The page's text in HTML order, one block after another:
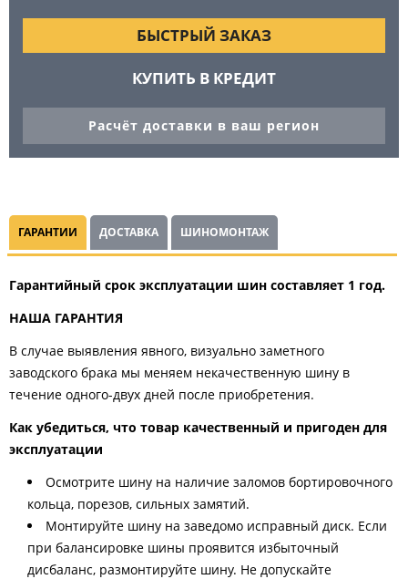
БЫСТРЫЙ ЗАКАЗ
КУПИТЬ В КРЕДИТ
Расчёт доставки в ваш регион
ГАРАНТИИ ДОСТАВКА ШИНОМОНТАЖ
Гарантийный срок эксплуатации шин составляет 1 год.
НАША ГАРАНТИЯ
В случае выявления явного, визуально заметного
заводского брака мы меняем некачественную шину в
течение одного-двух дней после приобретения.
Как убедиться, что товар качественный и пригоден для
эксплуатации
Осмотрите шину на наличие заломов бортировочного
кольца, порезов, сильных замятий.
Монтируйте шину на заведомо исправный диск. Если
при балансировке шины проявится избыточный
дисбаланс, размонтируйте шину. Не допускайте